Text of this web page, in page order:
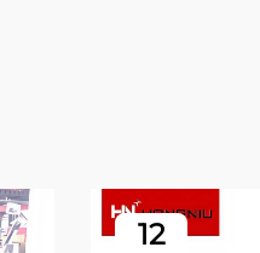
12